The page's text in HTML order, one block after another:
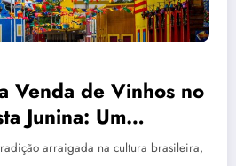
Venda de Vinhos no
Junina: Um
arraigada na cultura brasileira,